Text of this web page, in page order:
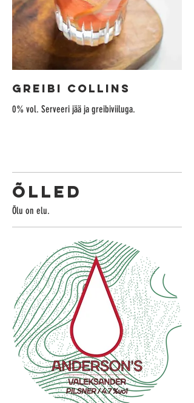
GREIBI COLLINS
0% vol. Serveeri jää ja greibiviiluga.
ÕLLED
Õlu on elu.